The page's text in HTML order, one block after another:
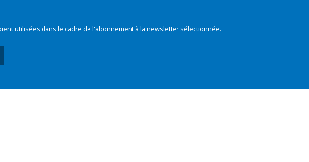
utilisées dans le cadre de l'abonnement à la newsletter sélectionnée.